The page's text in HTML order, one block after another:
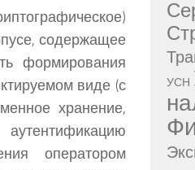
содержащее
формирования
виде (с
хранение,
оператором
УСН